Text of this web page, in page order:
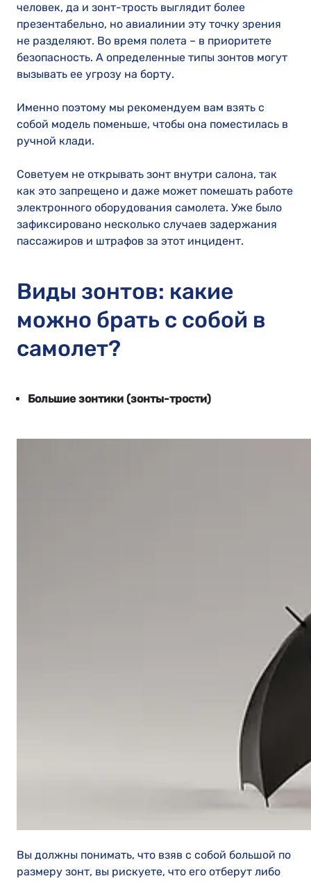
человек, да и зонт-трость выглядит более
презентабельно, но авиалинии эту точку зрения
не разделяют. Во время полета – в приоритете
безопасность. А определенные типы зонтов могут
вызывать ее угрозу на борту.
Именно поэтому мы рекомендуем вам взять с
собой модель поменьше, чтобы она поместилась в
ручной клади.
Советуем не открывать зонт внутри салона, так
как это запрещено и даже может помешать работе
электронного оборудования самолета. Уже было
зафиксировано несколько случаев задержания
пассажиров и штрафов за этот инцидент.
Виды зонтов: какие
можно брать с собой в
самолет?
Большие зонтики (зонты-трости)
Вы должны понимать, что взяв с собой большой по
размеру зонт, вы рискуете, что его отберут либо